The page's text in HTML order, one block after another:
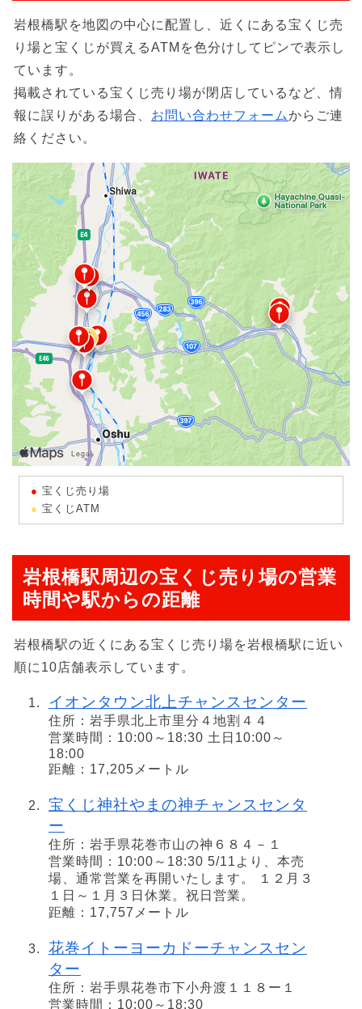
岩根橋駅を地図の中心に配置し、近くにある宝くじ売
り場と宝くじが買えるATMを色分けしてピンで表示し
ています。
掲載されている宝くじ売り場が閉店しているなど、情
報に誤りがある場合、 お問い合わせフォームからご連
絡ください。
宝くじ売り場
宝くじATM
岩根橋駅周辺の宝くじ売り場の営業
時間や駅からの距離
岩根橋駅の近くにある宝くじ売り場を岩根橋駅に近い
順に10店舗表示しています。
イオンタウン北上チャンスセンター
住所：岩手県北上市里分４地割４４
営業時間：10:00～18:30 土日10:00～
18:00
距離：17,205メートル
宝くじ神社やまの神チャンスセンタ
ー
住所：岩手県花巻市山の神６８４－１
営業時間：10:00～18:30 5/11より、本売
場、通常営業を再開いたします。 １２月３
１日～１月３日休業。祝日営業。
距離：17,757メートル
花巻イトーヨーカドーチャンスセン
ター
住所：岩手県花巻市下小舟渡１１８ー１
営業時間：10:00～18:30